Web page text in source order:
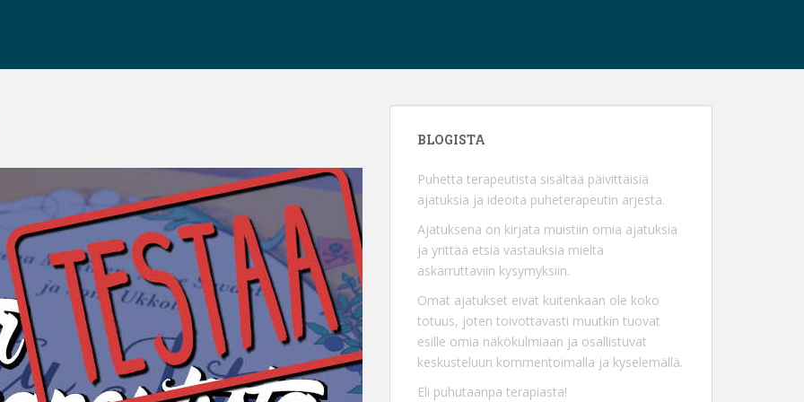
BLOGISTA
Puhetta terapeutista sisältää päivittäisiä
ajatuksia ja ideoita puheterapeutin arjesta.
Ajatuksena on kirjata muistiin omia ajatuksia
ja yrittää etsiä vastauksia mieltä
askarruttaviin kysymyksiin.
Omat ajatukset eivät kuitenkaan ole koko
totuus, joten toivottavasti muutkin tuovat
esille omia näkökulmiaan ja osallistuvat
keskusteluun kommentoimalla ja kyselemällä.
Eli puhutaanpa terapiasta!